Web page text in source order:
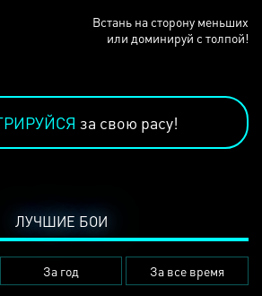
Встань на сторону меньших
или доминируй с толпой!
за свою расу!
ЛУЧШИЕ БОИ
За год За все время